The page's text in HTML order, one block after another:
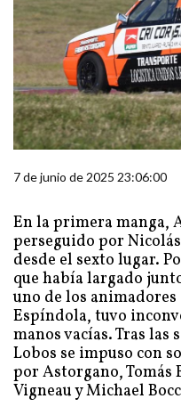
7 de junio de 2025 23:06:00
En la primera manga,
perseguido por
desde el sexto lugar.
que había largado
uno de los
Espíndola, tuvo
manos vacías. Tras las
Lobos se impuso con
por Astorgano, Tomás
Vigneau y Michael